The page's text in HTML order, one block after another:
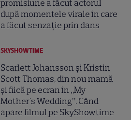
promisiune a făcut actorul
după momentele virale în care
a făcut senzație prin dans
SKYSHOWTIME
Scarlett Johansson și Kristin
Scott Thomas, din nou mamă
și fiică pe ecran în „My
Mother's Wedding”. Când
apare filmul pe SkyShowtime